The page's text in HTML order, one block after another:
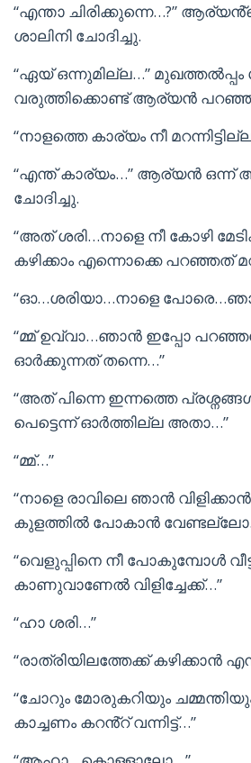
“എന്താ ചിരിക്കുന്നെ…?”
ശാലിനി ചോദിച്ചു.
“ഏയ് ഒന്നുമില്ല…” മുഖത്തൽപ്പം
വരുത്തിക്കൊണ്ട് ആര്യൻ
“നാളത്തെ കാര്യം നീ
“എന്ത് കാര്യം…” ആര്യൻ ഒന്ന്
ചോദിച്ചു.
“അത് ശരി…നാളെ നീ കോഴി
കഴിക്കാം എന്നൊക്കെ പറഞ്ഞത്
“ഓ…ശരിയാ…നാളെ
“മ്മ് ഉവ്വാ…ഞാൻ ഇപ്പോ
ഓർക്കുന്നത് തന്നെ…”
“അത് പിന്നെ ഇന്നത്തെ
പെട്ടെന്ന് ഓർത്തില്ല അതാ…”
“മ്മ്…”
“നാളെ രാവിലെ ഞാൻ
കുളത്തിൽ പോകാൻ
“വെളുപ്പിനെ നീ പോകുമ്പോൾ
കാണുവാണേൽ വിളിച്ചേക്ക്…”
“ഹാ ശരി…”
“രാത്രിയിലത്തേക്ക് കഴിക്കാൻ
“ചോറും മോരുകറിയും
കാച്ചണം കറൻ്റ് വന്നിട്ട്…”